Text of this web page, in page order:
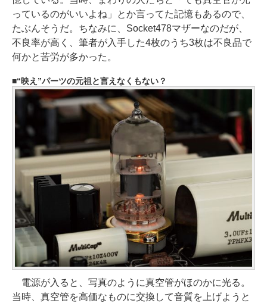
っているのがいいよね」とか言ってた記憶もあるので、
たぶんそうだ。ちなみに、Socket478マザーなのだが、
不良率が高く、筆者が入手した4枚のうち3枚は不良品で
何かと苦労が多かった。
“映え”パーツの元祖と言えなくもない？
電源が入ると、写真のように真空管がほのかに光る。
当時、真空管を高価なものに交換して音質を上げようと